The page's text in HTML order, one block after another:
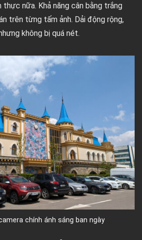
thực nữa. Khả năng cân bằng trắng
trên từng tấm ảnh. Dải động rộng,
không bị quá nét.
chính ánh sáng ban ngày